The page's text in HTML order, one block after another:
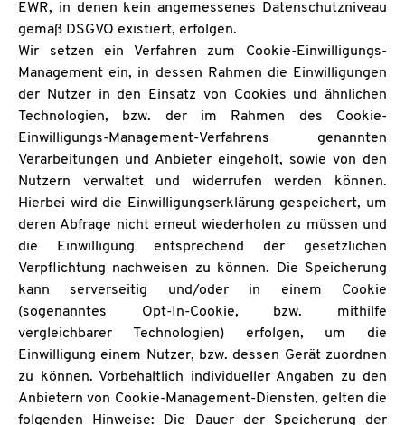
EWR, in denen kein angemessenes Datenschutzniveau
gemäß DSGVO existiert, erfolgen.
Wir setzen ein Verfahren zum Cookie-Einwilligungs-
Management ein, in dessen Rahmen die Einwilligungen
der Nutzer in den Einsatz von Cookies und ähnlichen
Technologien, bzw. der im Rahmen des Cookie-
Einwilligungs-Management-Verfahrens genannten
Verarbeitungen und Anbieter eingeholt, sowie von den
Nutzern verwaltet und widerrufen werden können.
Hierbei wird die Einwilligungserklärung gespeichert, um
deren Abfrage nicht erneut wiederholen zu müssen und
die Einwilligung entsprechend der gesetzlichen
Verpflichtung nachweisen zu können. Die Speicherung
kann serverseitig und/oder in einem Cookie
(sogenanntes Opt-In-Cookie, bzw. mithilfe
vergleichbarer Technologien) erfolgen, um die
Einwilligung einem Nutzer, bzw. dessen Gerät zuordnen
zu können. Vorbehaltlich individueller Angaben zu den
Anbietern von Cookie-Management-Diensten, gelten die
folgenden Hinweise: Die Dauer der Speicherung der